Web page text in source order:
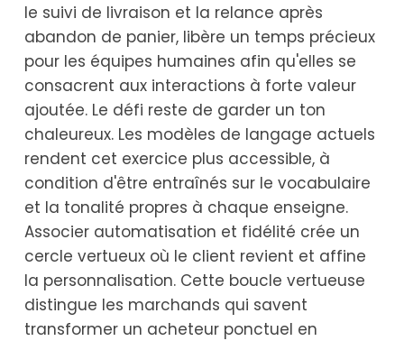
le suivi de livraison et la relance après
abandon de panier, libère un temps précieux
pour les équipes humaines afin qu'elles se
consacrent aux interactions à forte valeur
ajoutée. Le défi reste de garder un ton
chaleureux. Les modèles de langage actuels
rendent cet exercice plus accessible, à
condition d'être entraînés sur le vocabulaire
et la tonalité propres à chaque enseigne.
Associer automatisation et fidélité crée un
cercle vertueux où le client revient et affine
la personnalisation. Cette boucle vertueuse
distingue les marchands qui savent
transformer un acheteur ponctuel en